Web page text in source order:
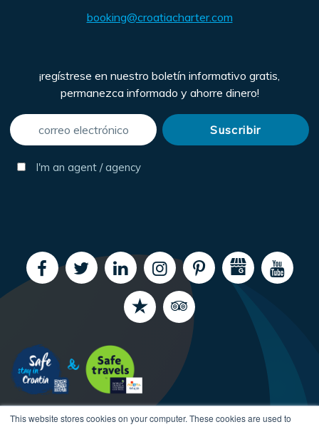
This website stores cookies on your computer. These cookies are used to
booking@croatiacharter.com
¡regístrese en nuestro boletín informativo gratis,
permanezca informado y ahorre dinero!
I'm an agent / agency